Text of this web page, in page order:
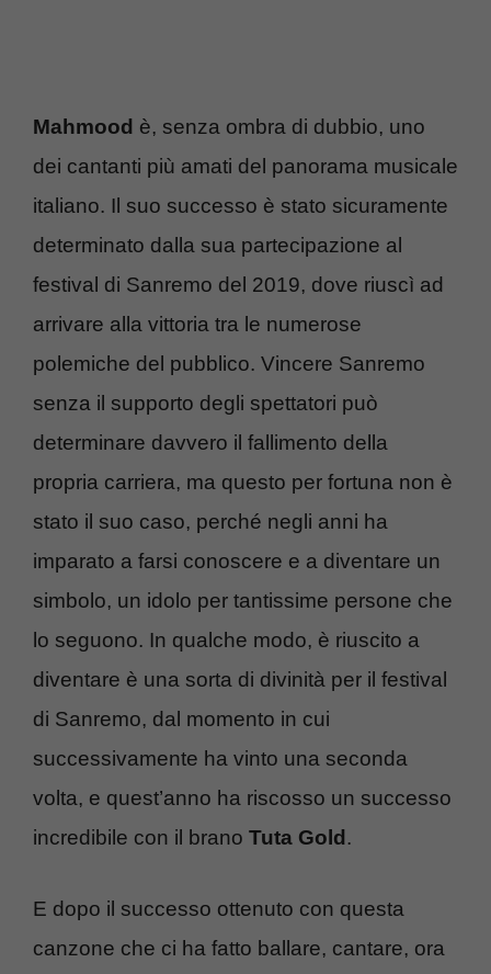
Mahmood è, senza ombra di dubbio, uno
dei cantanti più amati del panorama musicale
italiano. Il suo successo è stato sicuramente
determinato dalla sua partecipazione al
festival di Sanremo del 2019, dove riuscì ad
arrivare alla vittoria tra le numerose
polemiche del pubblico. Vincere Sanremo
senza il supporto degli spettatori può
determinare davvero il fallimento della
propria carriera, ma questo per fortuna non è
stato il suo caso, perché negli anni ha
imparato a farsi conoscere e a diventare un
simbolo, un idolo per tantissime persone che
lo seguono. In qualche modo, è riuscito a
diventare è una sorta di divinità per il festival
di Sanremo, dal momento in cui
successivamente ha vinto una seconda
volta, e quest’anno ha riscosso un successo
incredibile con il brano Tuta Gold .
E dopo il successo ottenuto con questa
canzone che ci ha fatto ballare, cantare, ora